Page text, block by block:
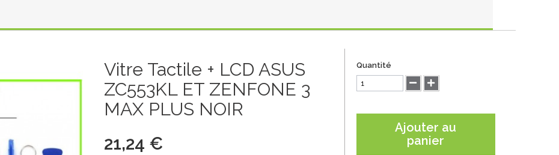
Vitre Tactile + LCD ASUS
ZC553KL ET ZENFONE 3
MAX PLUS NOIR
21,24 €
Quantité
Ajouter au
panier